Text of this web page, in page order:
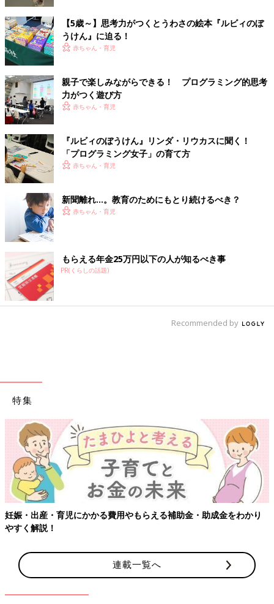
【5歳～】思考力がつくとうわさの絵本『ルビィのぼ
うけん』に迫る！
赤ちゃん・育児
親子で楽しみながらできる！ プログラミング的思考
力がつく遊び方
赤ちゃん・育児
『ルビィのぼうけん』リンダ・リウカスに聞く！
「プログラミング女子」の育て方
赤ちゃん・育児
新聞離れ…。教育のためにもとり続けるべき？
赤ちゃん・育児
もらえる年金25万円以下の人が知るべき事
PR(くらしの話題)
Recommended by
特集
妊娠・出産・育児にかかる費用やもらえる補助金・助成金をわかり
やすく解説！
連載一覧へ